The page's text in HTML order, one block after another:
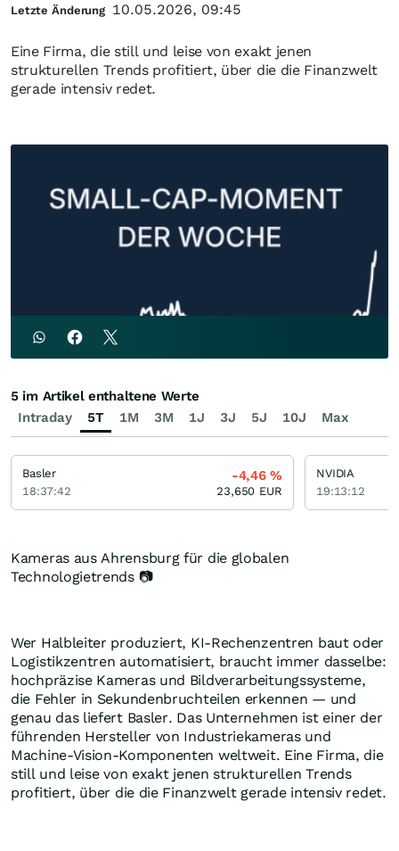
Eine Firma, die still und leise von exakt jenen
strukturellen Trends profitiert, über die die Finanzwelt
gerade intensiv redet.
Kameras aus Ahrensburg für die globalen
Technologietrends 📷
Wer Halbleiter produziert, KI-Rechenzentren baut oder
Logistikzentren automatisiert, braucht immer dasselbe:
hochpräzise Kameras und Bildverarbeitungssysteme,
die Fehler in Sekundenbruchteilen erkennen — und
genau das liefert Basler. Das Unternehmen ist einer der
führenden Hersteller von Industriekameras und
Machine-Vision-Komponenten weltweit. Eine Firma, die
still und leise von exakt jenen strukturellen Trends
profitiert, über die die Finanzwelt gerade intensiv redet.
Letzte Änderung 10.05.2026, 09:45
Intraday 5T 1M 3M 1J 3J 5J 10J Max
5 im Artikel enthaltene Werte
Basler
18:37:42
-4,46%
23,650 EUR
NVIDIA
19:13:12